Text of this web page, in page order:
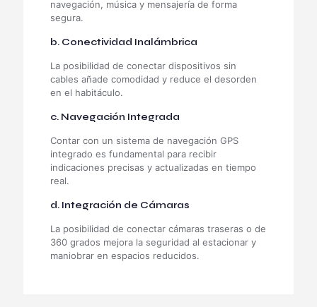
navegación, música y mensajería de forma
segura.
b. Conectividad Inalámbrica
La posibilidad de conectar dispositivos sin
cables añade comodidad y reduce el desorden
en el habitáculo.
c. Navegación Integrada
Contar con un sistema de navegación GPS
integrado es fundamental para recibir
indicaciones precisas y actualizadas en tiempo
real.
d. Integración de Cámaras
La posibilidad de conectar cámaras traseras o de
360 grados mejora la seguridad al estacionar y
maniobrar en espacios reducidos.